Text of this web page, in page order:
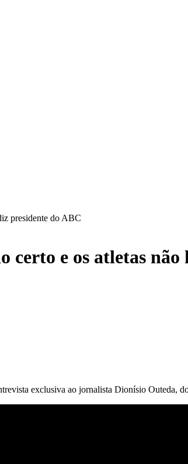
presidente do ABC
e os atletas não
exclusiva ao jornalista Dionísio Outeda,